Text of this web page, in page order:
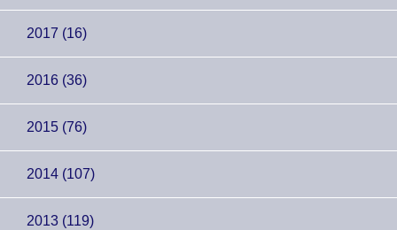
2017 (16)
2016 (36)
2015 (76)
2014 (107)
2013 (119)